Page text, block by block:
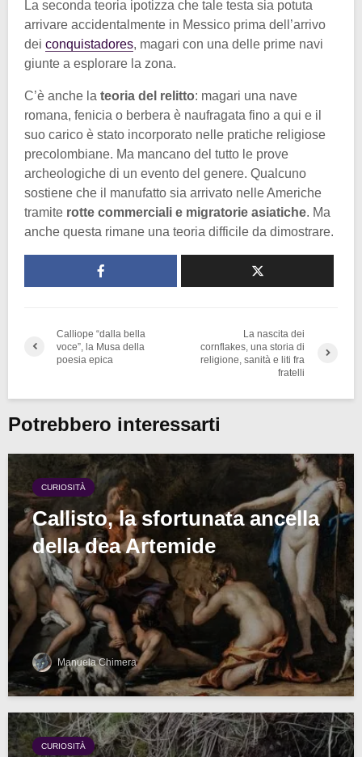
La seconda teoria ipotizza che tale testa sia potuta
arrivare accidentalmente in Messico prima dell’arrivo
dei conquistadores, magari con una delle prime navi
giunte a esplorare la zona.
C’è anche la teoria del relitto: magari una nave
romana, fenicia o berbera è naufragata fino a qui e il
suo carico è stato incorporato nelle pratiche religiose
precolombiane. Ma mancano del tutto le prove
archeologiche di un evento del genere. Qualcuno
sostiene che il manufatto sia arrivato nelle Americhe
tramite rotte commerciali e migratorie asiatiche. Ma
anche questa rimane una teoria difficile da dimostrare.
Calliope “dalla bella
voce”, la Musa della
poesia epica
La nascita dei
cornflakes, una storia di
religione, sanità e liti fra
fratelli
Potrebbero interessarti
CURIOSITÀ
Callisto, la sfortunata ancella
della dea Artemide
Manuela Chimera
CURIOSITÀ